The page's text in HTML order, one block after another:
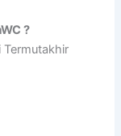
?
Termutakhir